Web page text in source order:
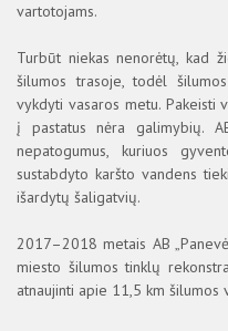
vartotojams.
Turbūt niekas nenorėtų, kad
šilumos trasoje, todėl
vykdyti vasaros metu. Pakeisti
į pastatus nėra galimybių.
nepatogumus, kuriuos
sustabdyto karšto vandens
išardytų šaligatvių.
2017–2018 metais AB
miesto šilumos tinklų
atnaujinti apie 11,5 km šilumos